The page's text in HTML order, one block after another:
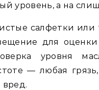
уровень, а на
салфетки
для
уровня
— любая
вред.